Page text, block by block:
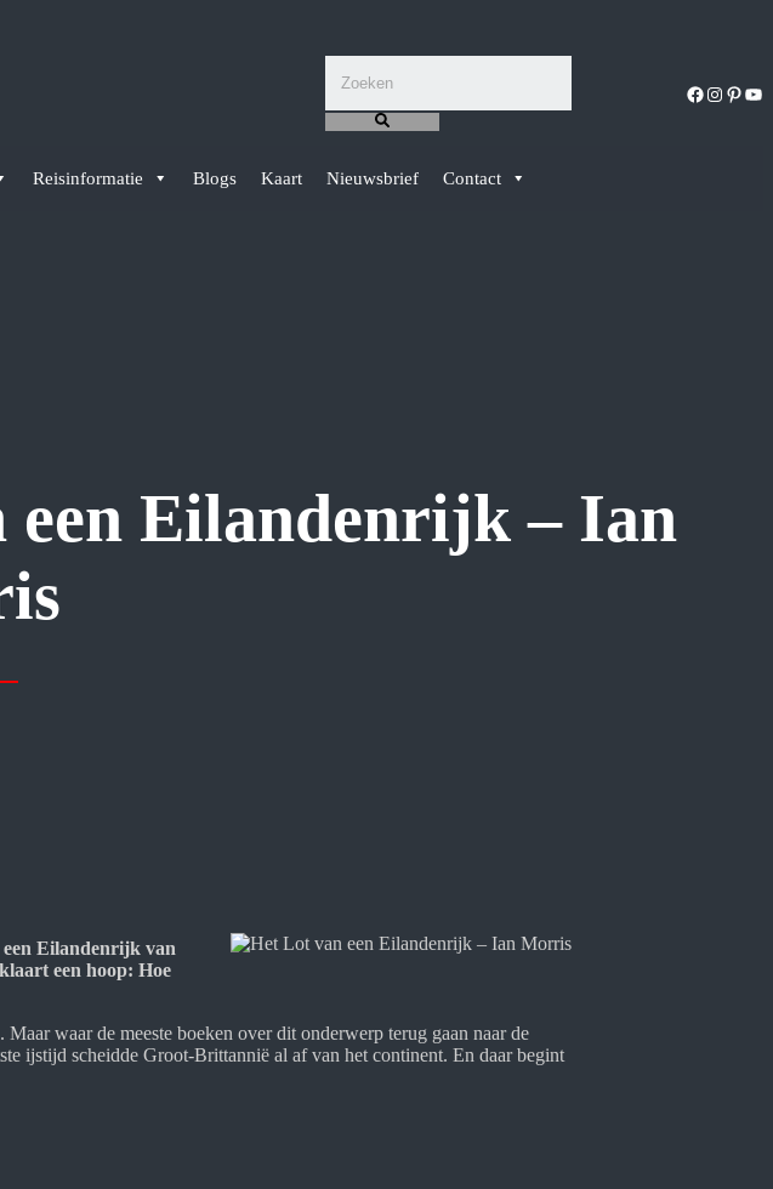
Facebook
Reisinformatie Blogs Kaart Nieuwsbrief Contact
een Eilandenrijk – Ian
Eilandenrijk van
een hoop: Hoe
waar de meeste boeken over dit onderwerp terug gaan naar de
ijstijd scheidde Groot-Brittannië al af van het continent. En daar begint